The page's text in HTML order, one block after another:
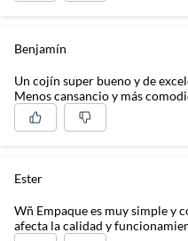
Benjamín
Un cojín super bueno y de excelente calidad
Menos cansancio y más
Ester
Wñ Empaque es muy simple y
afecta la calidad y